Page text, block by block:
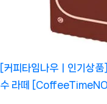
[커피타임나우ㅣ인기상
수 라떼